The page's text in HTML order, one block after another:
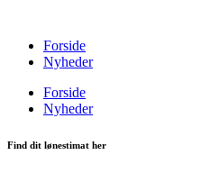
indholdForside
Nyheder
Forside
Nyheder
Find dit lønestimat her